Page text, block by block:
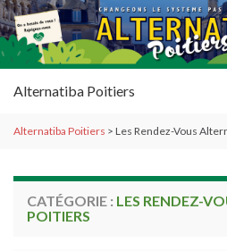
Alternatiba Poitiers
Alternatiba Poitiers > Les Rendez-Vous
CATÉGORIE : LES RENDEZ-
POITIERS